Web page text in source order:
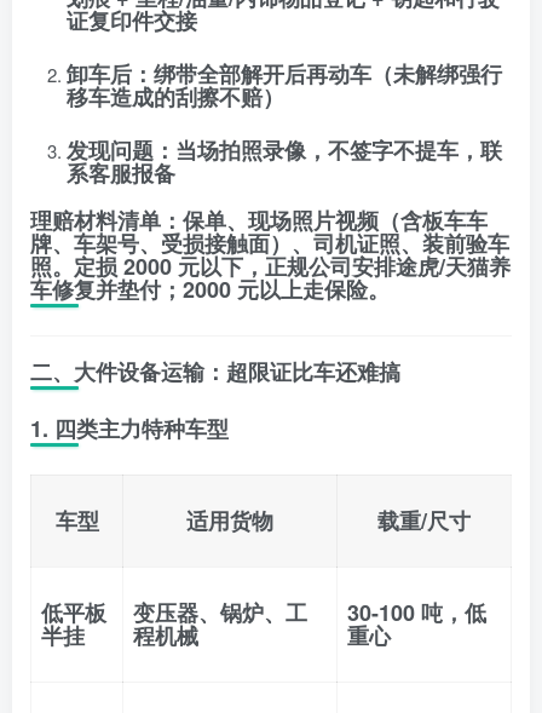
证复印件交接
卸车后 ：绑带全部解开后再动车（未解绑强行
移车造成的刮擦不赔）
发现问题 ：当场拍照录像， 不签字不提车 ，联
系客服报备
理赔材料清单：保单、现场照片视频（含板车车
牌、车架号、受损接触面）、司机证照、装前验车
照。定损 2000 元以下，正规公司安排途虎/天猫养
车修复并垫付；2000 元以上走保险。
二、大件设备运输：超限证比车还难搞
1. 四类主力特种车型
车型 适用货物 载重/尺寸
低平板
半挂
变压器、锅炉、工
程机械
30-100 吨，低
重心